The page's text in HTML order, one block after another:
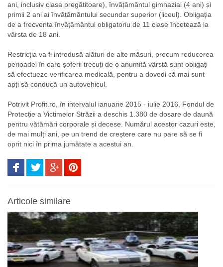
ani, inclusiv clasa pregătitoare), învățământul gimnazial (4 ani) și
primii 2 ani ai învățământului secundar superior (liceul). Obligația
de a frecventa învățământul obligatoriu de 11 clase încetează la
vârsta de 18 ani.
Restricția va fi introdusă alături de alte măsuri, precum reducerea
perioadei în care șoferii trecuți de o anumită vârstă sunt obligați
să efectueze verificarea medicală, pentru a dovedi că mai sunt
apți să conducă un autovehicul.
Potrivit Profit.ro, în intervalul ianuarie 2015 - iulie 2016, Fondul de
Protecție a Victimelor Străzii a deschis 1.380 de dosare de daună
pentru vătămări corporale și decese. Numărul acestor cazuri este,
de mai mulți ani, pe un trend de creștere care nu pare să se fi
oprit nici în prima jumătate a acestui an.
Articole similare